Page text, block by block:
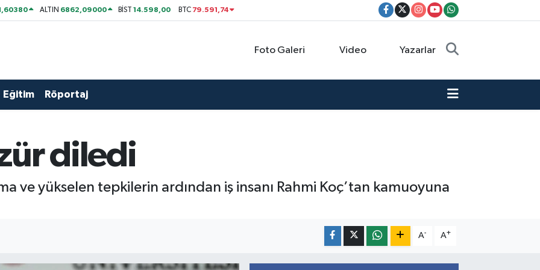
ALTIN 6862,09000 BİST14.598,00 BTC 79.591,74
Foto Galeri Video Yazarlar
Eğitim Röportaj
diledi
ve yükselen tepkilerin ardından iş insanı Rahmi Koç’tan kamuoyuna
A- A+